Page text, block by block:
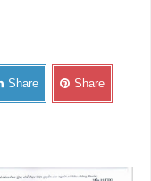
Share Share